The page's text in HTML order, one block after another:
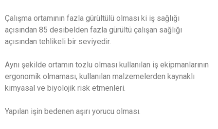
Çalışma ortamının fazla gürültülü olması ki iş sağlığı
açısından 85 desibelden fazla gürültü çalışan sağlığı
açısından tehlikeli bir seviyedir.
Aynı şekilde ortamın tozlu olması kullanılan iş ekipmanlarının
ergonomik olmaması, kullanılan malzemelerden kaynaklı
kimyasal ve biyolojik risk etmenleri.
Yapılan işin bedenen aşırı yorucu olması.